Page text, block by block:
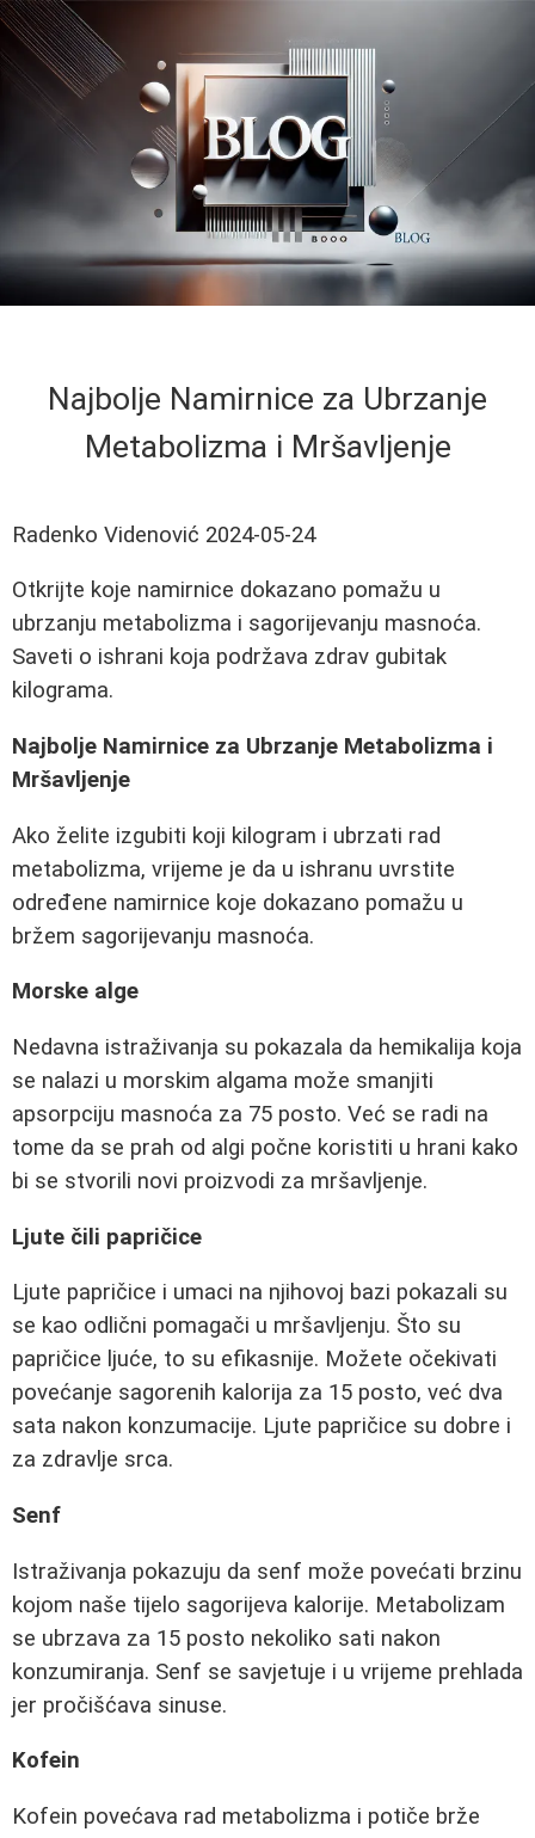
Najbolje Namirnice za Ubrzanje
Metabolizma i Mršavljenje
Radenko Videnović 2024-05-24
Otkrijte koje namirnice dokazano pomažu u
ubrzanju metabolizma i sagorijevanju masnoća.
Saveti o ishrani koja podržava zdrav gubitak
kilograma.
Najbolje Namirnice za Ubrzanje Metabolizma i
Mršavljenje
Ako želite izgubiti koji kilogram i ubrzati rad
metabolizma, vrijeme je da u ishranu uvrstite
određene namirnice koje dokazano pomažu u
bržem sagorijevanju masnoća.
Morske alge
Nedavna istraživanja su pokazala da hemikalija koja
se nalazi u morskim algama može smanjiti
apsorpciju masnoća za 75 posto. Već se radi na
tome da se prah od algi počne koristiti u hrani kako
bi se stvorili novi proizvodi za mršavljenje.
Ljute čili papričice
Ljute papričice i umaci na njihovoj bazi pokazali su
se kao odlični pomagači u mršavljenju. Što su
papričice ljuće, to su efikasnije. Možete očekivati
povećanje sagorenih kalorija za 15 posto, već dva
sata nakon konzumacije. Ljute papričice su dobre i
za zdravlje srca.
Senf
Istraživanja pokazuju da senf može povećati brzinu
kojom naše tijelo sagorijeva kalorije. Metabolizam
se ubrzava za 15 posto nekoliko sati nakon
konzumiranja. Senf se savjetuje i u vrijeme prehlada
jer pročišćava sinuse.
Kofein
Kofein povećava rad metabolizma i potiče brže